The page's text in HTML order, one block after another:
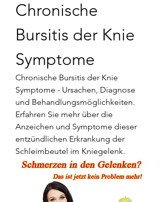
Chronische
Bursitis der Knie
Symptome
Chronische Bursitis der Knie
Symptome - Ursachen, Diagnose
und Behandlungsmöglichkeiten.
Erfahren Sie mehr über die
Anzeichen und Symptome dieser
entzündlichen Erkrankung der
Schleimbeutel im Kniegelenk.